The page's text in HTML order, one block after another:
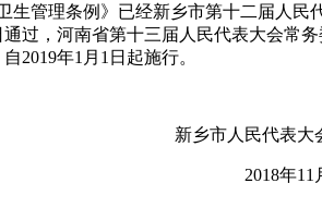
生管理条例》已经新乡市第十二届人民
通过，河南省第十三届人民代表大会常
2019年1月1日起施行。
代表大会常务
11月1